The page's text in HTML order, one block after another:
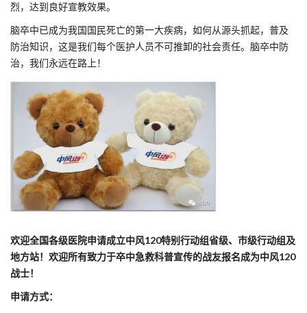
烈，达到良好宣教效果。
脑卒中已成为我国国民死亡的第一大疾病，如何从源头抓起，普及
防治知识，这是我们每个医护人员不可推卸的社会责任。脑卒中防
治，我们永远在路上！
欢迎全国各级医院申请成立中风120特别行动组省级、市级行动组及
地方站！欢迎所有致力于卒中急救科普宣传的战友报名成为中风120
战士！
申请方式：